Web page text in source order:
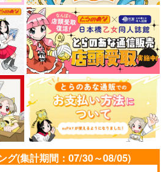
らユートピア
円（税込）
王司×石神千空
サンプル
BINARY STAR TRAIL
S
トテチテタ
787円（税込）
石神千空×Dr.XENO
サンプル
1,415円（税込）
王司×石神千空
サンプル
カート
ェ
944円（税込）
Dr.STONE
獅子王司×石神千空
サンプル
カート
グ(集計期間：07/30～08/05)